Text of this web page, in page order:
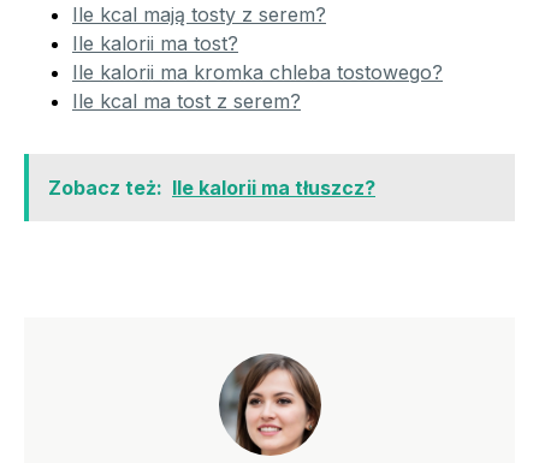
Ile kcal mają tosty z serem?
Ile kalorii ma tost?
Ile kalorii ma kromka chleba tostowego?
Ile kcal ma tost z serem?
Zobacz też: Ile kalorii ma tłuszcz?